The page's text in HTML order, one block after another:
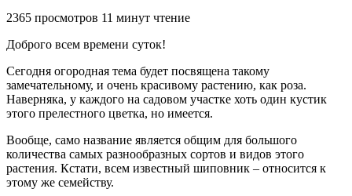
2365 просмотров 11 минут чтение
Доброго всем времени суток!
Сегодня огородная тема будет посвящена такому
замечательному, и очень красивому растению, как роза.
Наверняка, у каждого на садовом участке хоть один кустик
этого прелестного цветка, но имеется.
Вообще, само название является общим для большого
количества самых разнообразных сортов и видов этого
растения. Кстати, всем известный шиповник – относится к
этому же семейству.